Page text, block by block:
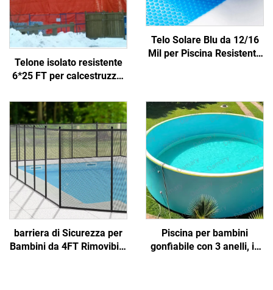
Telone isolato resistente
6*25 FT per calcestruzzo,
durevole
Telo Solare Blu da 12/16
Mil per Piscina Resistente
l'Evaporazione Riduce i
Costi di Riscaldamento
Piscine
barriera di Sicurezza per
Bambini da 4FT Rimovibile
Piscina per bambini
gonfiabile con 3 anelli, in